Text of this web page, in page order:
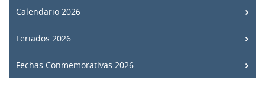
Calendario 2026
Feriados 2026
Fechas Conmemorativas 2026